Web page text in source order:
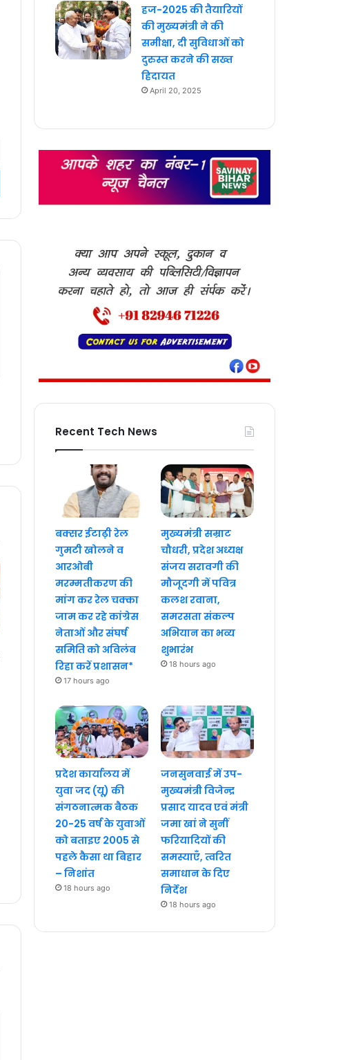
हज-2025 की तैयारियों
की मुख्यमंत्री ने की
समीक्षा, दी सुविधाओं को
दुरुस्त करने की सख्त
हिदायत
April 20, 2025
Recent Tech News
बक्सर ईटाढ़ी रेल
गुमटी खोलने व
आरओबी
मरम्मतीकरण की
मांग कर रेल चक्का
जाम कर रहे कांग्रेस
नेताओं और संघर्ष
समिति को अविलंब
रिहा करें प्रशासन*
17 hours ago
मुख्यमंत्री सम्राट
चौधरी, प्रदेश अध्यक्ष
संजय सरावगी की
मौजूदगी में पवित्र
कलश रवाना,
समरसता संकल्प
अभियान का भव्य
शुभारंभ
18 hours ago
प्रदेश कार्यालय में
युवा जद (यू) की
संगठनात्मक बैठक
20-25 वर्ष के युवाओं
को बताइए 2005 से
पहले कैसा था बिहार
– निशांत
18 hours ago
जनसुनवाई में उप-
मुख्यमंत्री विजेन्द्र
प्रसाद यादव एवं मंत्री
जमा खां ने सुनीं
फरियादियों की
समस्याएँ, त्वरित
समाधान के दिए
निर्देश
18 hours ago